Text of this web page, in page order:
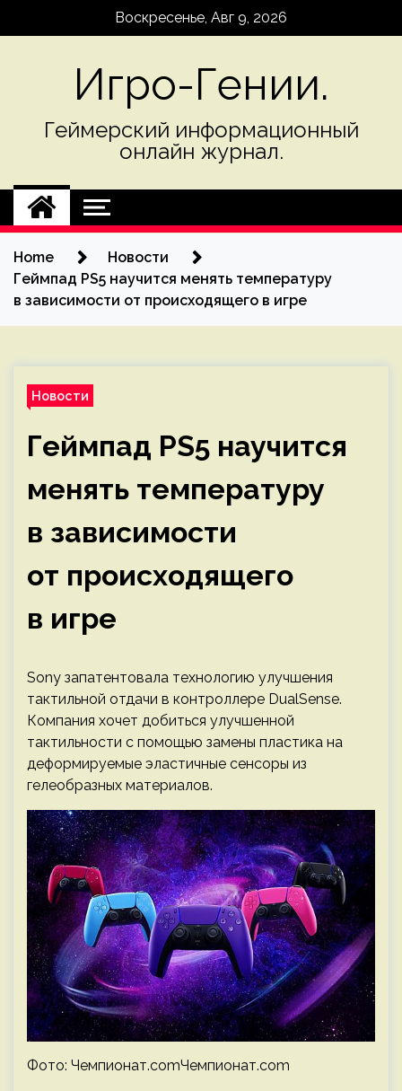
Воскресенье, Авг 9, 2026
Игро-Гении.
Геймерский информационный
онлайн журнал.
Home
Новости
Геймпад PS5 научится менять температуру
в зависимости от происходящего в игре
Новости
Геймпад PS5 научится
менять температуру
в зависимости
от происходящего
в игре
Sony запатентовала технологию улучшения
тактильной отдачи в контроллере DualSense.
Компания хочет добиться улучшенной
тактильности с помощью замены пластика на
деформируемые эластичные сенсоры из
гелеобразных материалов.
Фото: Чемпионат.comЧемпионат.com